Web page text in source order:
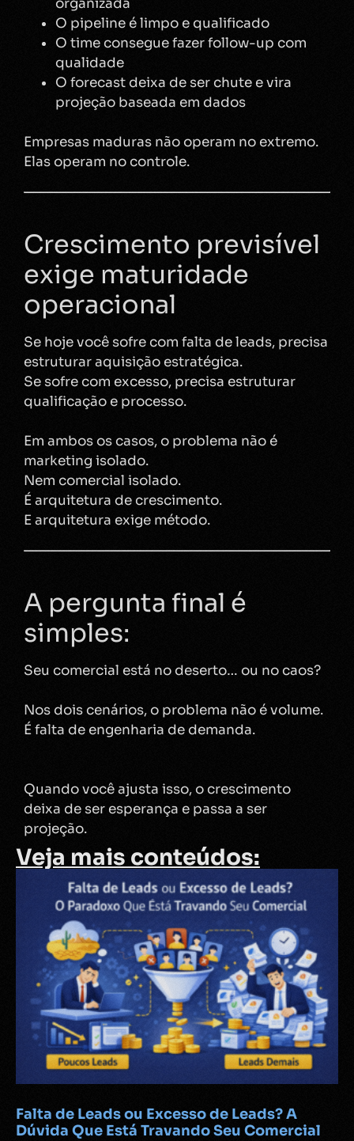
organizada
O pipeline é limpo e qualificado
O time consegue fazer follow-up com
qualidade
O forecast deixa de ser chute e vira
projeção baseada em dados
Empresas maduras não operam no extremo.
Elas operam no controle.
Crescimento previsível
exige maturidade
operacional
Se hoje você sofre com falta de leads, precisa
estruturar aquisição estratégica.
Se sofre com excesso, precisa estruturar
qualificação e processo.
Em ambos os casos, o problema não é
marketing isolado.
Nem comercial isolado.
É arquitetura de crescimento.
E arquitetura exige método.
A pergunta final é
simples:
Seu comercial está no deserto… ou no caos?
Nos dois cenários, o problema não é volume.
É falta de engenharia de demanda.
Quando você ajusta isso, o crescimento
deixa de ser esperança e passa a ser
projeção.
Veja mais conteúdos:
Falta de Leads ou Excesso de Leads? A
Dúvida Que Está Travando Seu Comercial